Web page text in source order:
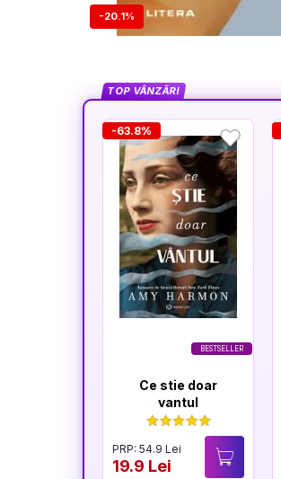
-20.1%
TOP VÂNZĂRI
BESTSELLER
-63.8%
Ce stie doar
vantul
PRP: 54.9 Lei
19.9 Lei